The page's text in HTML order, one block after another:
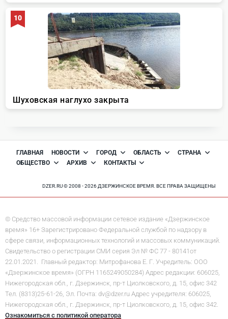
ГЛАВНАЯ НОВОСТИ ГОРОД ОБЛАСТЬ
СТРАНА
ОБЩЕСТВО
АРХИВ КОНТАКТЫ
DZER.RU © 2008 - 2026 ДЗЕРЖИНСКОЕ ВРЕМЯ. ВСЕ ПРАВА ЗАЩИЩЕНЫ
© Средство массовой информации сетевое издание «Дзержинское
время» 16+ Зарегистрировано Федеральной службой по надзору в
сфере связи, информационных технологий и массовых коммуникаций.
Свидетельство о регистрации СМИ серия Эл № ФС 77 - 80141от
22.01.2021. Главный редактор: Митрофанова Е. Г. Учредитель: ООО
«Дзержинское время» (ОГРН 1165249050284) Адрес редакции: 606025,
Нижегородская обл., г. Дзержинск, пр-т Циолковского, д. 15, офис 342
Тел. (8313)25-61-26, Эл. Почта: dv@dzer.ru Адрес учредителя: 606025,
Нижегородская обл., г. Дзержинск, пр-т Циолковского, д. 15, офис 342.
Ознакомиться с политикой оператора